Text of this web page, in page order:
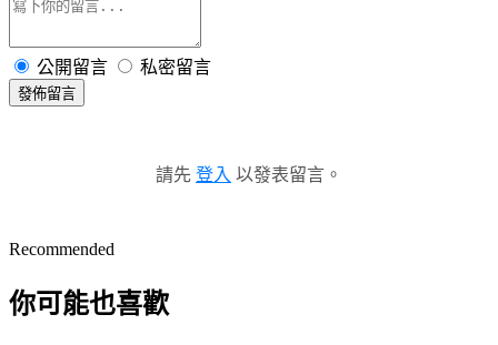
公開留言 私密留言
發佈留言
請先 登入 以發表留言。
Recommended
你可能也喜歡